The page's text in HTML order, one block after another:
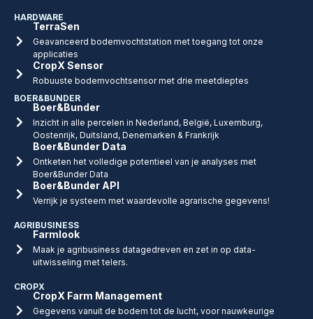
HARDWARE
TerraSen
Geavanceerd bodemvochtstation met toegang tot onze
applicaties
CropX Sensor
Robuuste bodemvochtsensor met drie meetdieptes
BOER&BUNDER
Boer&Bunder
Inzicht in alle percelen in Nederland, België, Luxemburg,
Oostenrijk, Duitsland, Denemarken & Frankrijk
Boer&Bunder Data
Ontketen het volledige potentieel van je analyses met
Boer&Bunder Data
Boer&Bunder API
Verrijk je systeem met waardevolle agrarische gegevens!
AGRIBUSINESS
Farmlook
Maak je agribusiness datagedreven en zet in op data-
uitwisseling met telers.
CROPX
CropX Farm Management
Gegevens vanuit de bodem tot de lucht, voor nauwkeurige